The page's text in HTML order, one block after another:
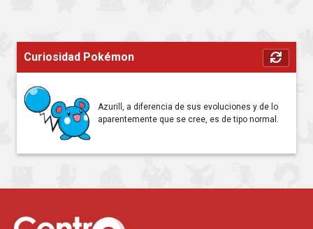
Curiosidad Pokémon
Azurill, a diferencia de sus evoluciones y de lo
aparentemente que se cree, es de tipo normal.